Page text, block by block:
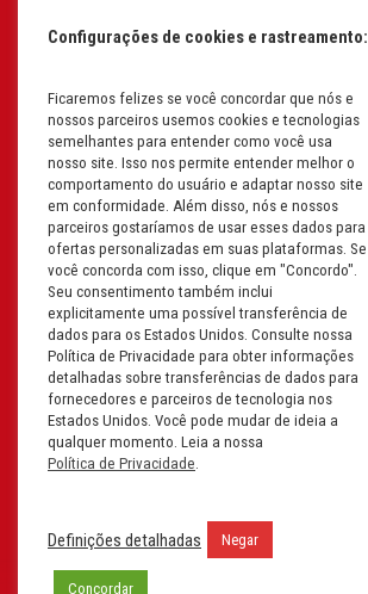
I.E: 382.096.357.1147
Filial: Av. Odila Chaves Rodrigues,
1277
Parque industrial RM - Condomínio
Therapark - Jundiaí - São Paulo
CEP: 13.213-087 | CNPJ:
61.193.496/0018-08
I.E: 407.642.800.114
Filial: Rua em Projeto G, 728 – Letra A
B C D
Tabuleiro do Martins – Maceió -
Alagoas
CEP. 57081-036 | CNPJ:
61.193.496/0014-76
Filial: Mavalerio, USA Inc.
11990 N Lakeridge Pkwy
Configurações de cookies e rastreamento:
Ficaremos felizes se você concordar que nós e
nossos parceiros usemos cookies e tecnologias
semelhantes para entender como você usa
nosso site. Isso nos permite entender melhor o
comportamento do usuário e adaptar nosso site
em conformidade. Além disso, nós e nossos
parceiros gostaríamos de usar esses dados para
ofertas personalizadas em suas plataformas. Se
você concorda com isso, clique em "Concordo".
Seu consentimento também inclui
explicitamente uma possível transferência de
dados para os Estados Unidos. Consulte nossa
Política de Privacidade para obter informações
detalhadas sobre transferências de dados para
fornecedores e parceiros de tecnologia nos
Estados Unidos. Você pode mudar de ideia a
qualquer momento. Leia a nossa
Política de Privacidade.
Definições detalhadas Negar
Concordar